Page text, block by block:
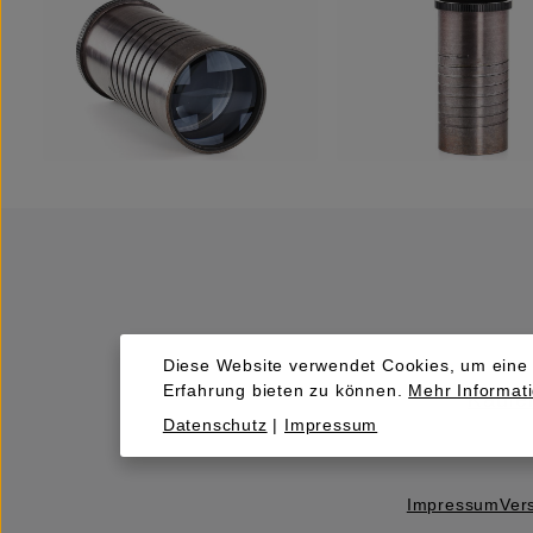
Impressum
Diese Website verwendet Cookies, um
Erfahrung bieten zu können. Mehr
Datenschutz | Impressum